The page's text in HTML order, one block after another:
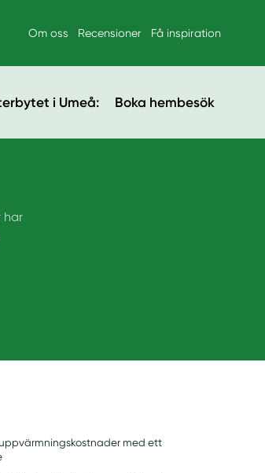
Om oss Recensioner Få inspiration
i Umeå: Boka hembesök
har
med ett